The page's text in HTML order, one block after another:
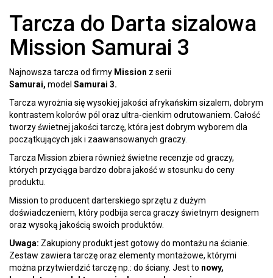
Tarcza do Darta sizalowa
Mission Samurai 3
Najnowsza tarcza od firmy Mission z serii
Samurai, model Samurai 3.
Tarcza wyrożnia się wysokiej jakości afrykańskim sizalem, dobrym
kontrastem kolorów pól oraz ultra-cienkim odrutowaniem. Całość
tworzy świetnej jakości tarczę, która jest dobrym wyborem dla
początkujących jak i zaawansowanych graczy.
Tarcza Mission zbiera również świetne recenzje od graczy,
których przyciąga bardzo dobra jakość w stosunku do ceny
produktu.
Mission to producent darterskiego sprzętu z dużym
doświadczeniem, który podbija serca graczy świetnym designem
oraz wysoką jakością swoich produktów.
Uwaga: Zakupiony produkt jest gotowy do montażu na ścianie.
Zestaw zawiera tarczę oraz elementy montażowe, którymi
można przytwierdzić tarczę np.: do ściany. Jest to nowy,